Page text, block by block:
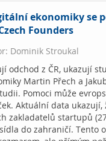
ekonomiky se
Founders
Dominik Stroukal
odchod z ČR, ukazují
Martin Přech a
Pomoci může
Aktuální data ukazují,
zakladatelů startupů
do zahraničí. Tento